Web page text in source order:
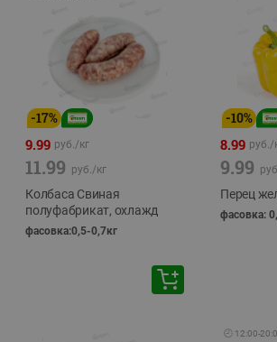
-17%
9.99 руб./кг
11.99 руб./кг
Колбаса Свиная
полуфабрикат, охлажд
фасовка:0,5-0,7кг
-10%
8.99 руб./
9.99
Перец
фасовка:
🕘 12:00-